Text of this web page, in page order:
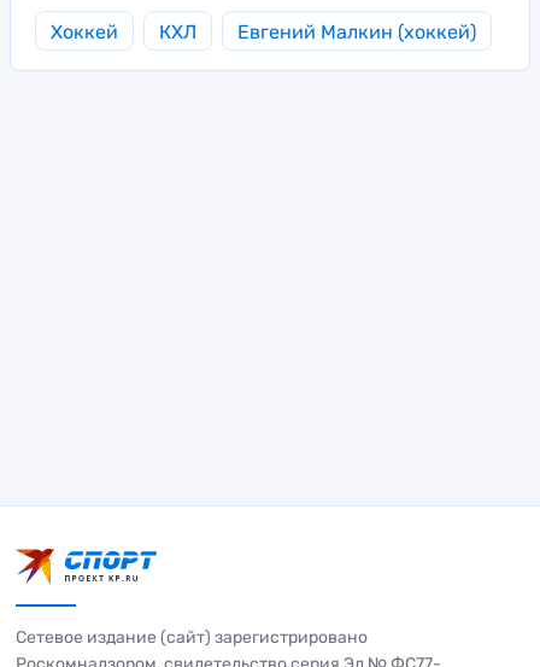
Хоккей КХЛ Евгений Малкин (хоккей)
Сетевое издание (сайт) зарегистрировано